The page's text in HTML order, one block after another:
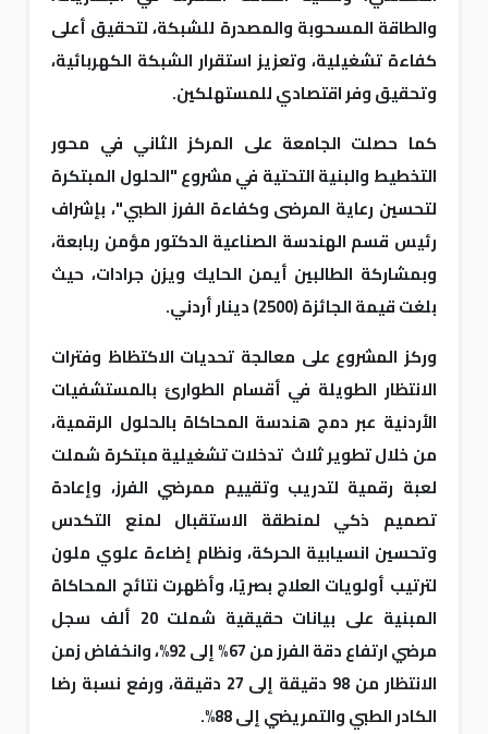
والطاقة المسحوبة والمصدرة للشبكة، لتحقيق أعلى
كفاءة تشغيلية، وتعزيز استقرار الشبكة الكهربائية،
وتحقيق وفر اقتصادي للمستهلكين.
كما حصلت الجامعة على المركز الثاني في محور
التخطيط والبنية التحتية في مشروع "الحلول المبتكرة
لتحسين رعاية المرضى وكفاءة الفرز الطبي"، بإشراف
رئيس قسم الهندسة الصناعية الدكتور مؤمن ربابعة،
وبمشاركة الطالبين أيمن الحايك ويزن جرادات، حيث
بلغت قيمة الجائزة (2500) دينار أردني.
وركز المشروع على معالجة تحديات الاكتظاظ وفترات
الانتظار الطويلة في أقسام الطوارئ بالمستشفيات
الأردنية عبر دمج هندسة المحاكاة بالحلول الرقمية،
من خلال تطوير ثلاث تدخلات تشغيلية مبتكرة شملت
لعبة رقمية لتدريب وتقييم ممرضي الفرز، وإعادة
تصميم ذكي لمنطقة الاستقبال لمنع التكدس
وتحسين انسيابية الحركة، ونظام إضاءة علوي ملون
لترتيب أولويات العلاج بصريًا، وأظهرت نتائج المحاكاة
المبنية على بيانات حقيقية شملت 20 ألف سجل
مرضي ارتفاع دقة الفرز من 67% إلى 92%، وانخفاض زمن
الانتظار من 98 دقيقة إلى 27 دقيقة، ورفع نسبة رضا
الكادر الطبي والتمريضي إلى 88%.